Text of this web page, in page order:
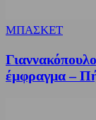
ΜΠΑΣΚΕΤ
έμφραγμα –